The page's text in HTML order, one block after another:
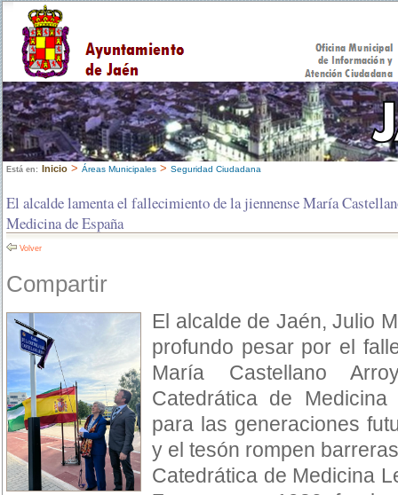
Está en: Inicio > Áreas Municipales > Seguridad Ciudadana
El alcalde lamenta el fallecimiento de la jiennense María
Medicina de España
Volver
Compartir
El alcalde de Jaén, Julio
profundo pesar por el
María Castellano
Catedrática de
para las generaciones
y el tesón rompen
Catedrática de Medicina